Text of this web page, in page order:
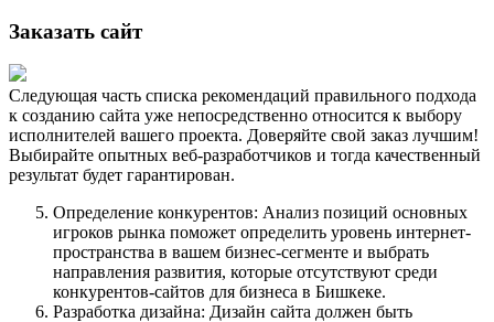
Заказать сайт
Следующая часть списка рекомендаций правильного подхода
к созданию сайта уже непосредственно относится к выбору
исполнителей вашего проекта. Доверяйте свой заказ лучшим!
Выбирайте опытных веб-разработчиков и тогда качественный
результат будет гарантирован.
Определение конкурентов: Анализ позиций основных
игроков рынка поможет определить уровень интернет-
пространства в вашем бизнес-сегменте и выбрать
направления развития, которые отсутствуют среди
конкурентов-сайтов для бизнеса в Бишкеке.
Разработка дизайна: Дизайн сайта должен быть